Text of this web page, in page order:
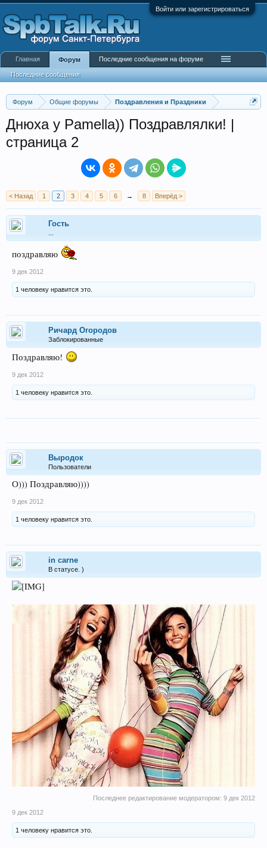
Войти или зарегистрироваться
Форум Общие форумы Поздравления и Праздники
Днюха у Pamella)) Поздравлялки! |
страница 2
< Назад 1 2 3 4 5 6 → 8 Вперёд >
Гость
поздравляю
9 дек 2012
1 человеку нравится это.
Ричард Огородов
Заблокированные
Поздравляю!
9 дек 2012
1 человеку нравится это.
Выродок
Пользователи
О))) Поздравляю))))
9 дек 2012
1 человеку нравится это.
in carne
В статусе. )
Последнее редактирование модератором: 9 дек 2012
9 дек 2012
1 человеку нравится это.
Главная Форум
Последние сообщения
Последние сообщения на форуме